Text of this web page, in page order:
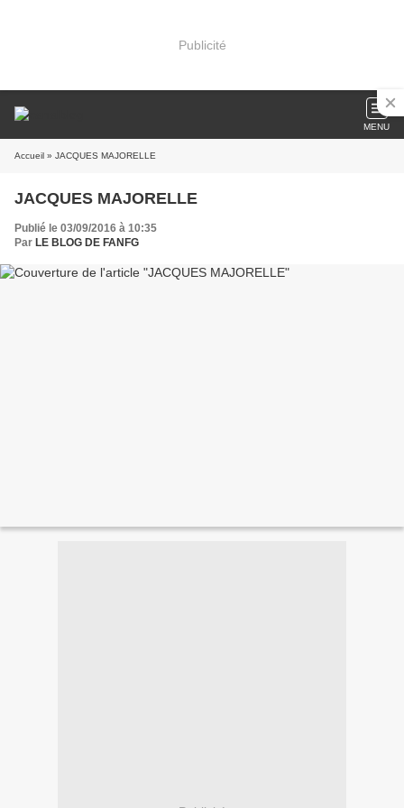
Publicité
MENU
Accueil » JACQUES MAJORELLE
JACQUES MAJORELLE
Publié le 03/09/2016 à 10:35
Par LE BLOG DE FANFG